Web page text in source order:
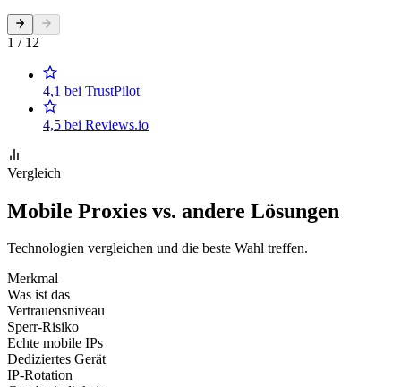
1 / 12
4,1 bei TrustPilot
4,5 bei Reviews.io
Vergleich
Mobile Proxies vs. andere Lösungen
Technologien vergleichen und die beste Wahl treffen.
Merkmal
Was ist das
Vertrauensniveau
Sperr-Risiko
Echte mobile IPs
Dediziertes Gerät
IP-Rotation